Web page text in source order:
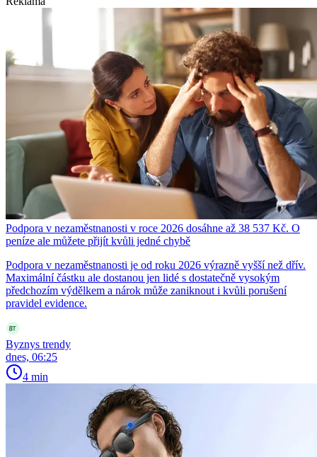
Podpora v nezaměstnanosti v roce 2026 dosáhne až 38 537 Kč. O
peníze ale můžete přijít kvůli jedné chybě
Podpora v nezaměstnanosti je od roku 2026 výrazně vyšší než dřív.
Maximální částku ale dostanou jen lidé s dostatečně vysokým
předchozím výdělkem a nárok může zaniknout i kvůli porušení
pravidel evidence.
Byznys trendy
dnes, 06:25
4 min